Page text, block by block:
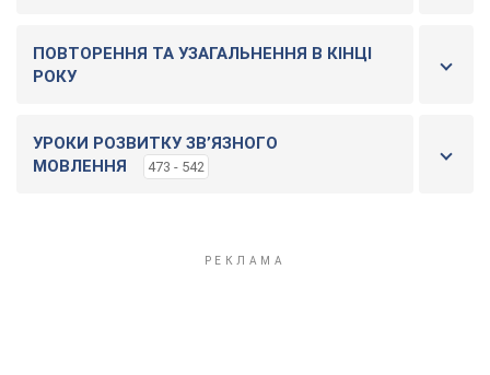
ПОВТОРЕННЯ ТА УЗАГАЛЬНЕННЯ В КІНЦІ
РОКУ
УРОКИ РОЗВИТКУ ЗВ’ЯЗНОГО
МОВЛЕННЯ
473 - 542